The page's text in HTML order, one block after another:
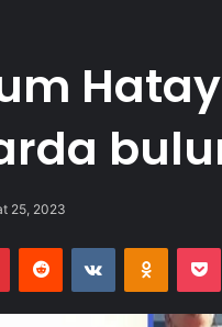
25, 2023
PinterestReddit VKontakte